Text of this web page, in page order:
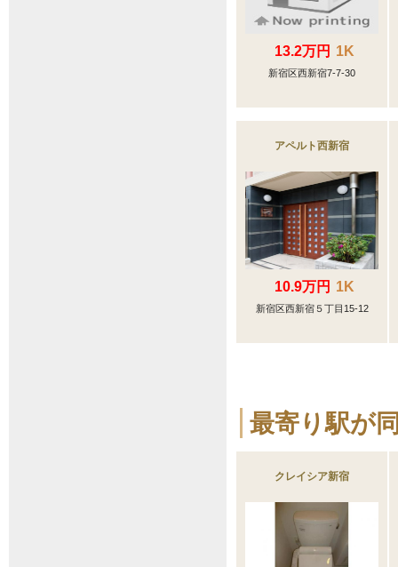
13.2万円 1K
新宿区西新宿7-7-30
アペルト西新宿
10.9万円 1K
新宿区西新宿５丁目15-12
最寄り駅が
クレイシア新宿